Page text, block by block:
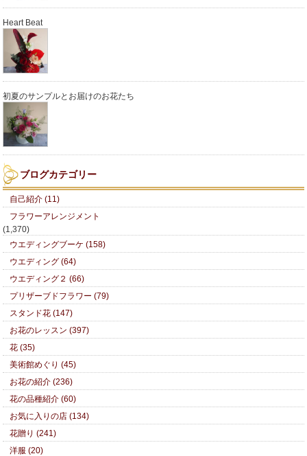
Heart Beat
初夏のサンプルとお届けのお花たち
ブログカテゴリー
自己紹介 (11)
フラワーアレンジメント
(1,370)
ウエディングブーケ (158)
ウエディング (64)
ウエディング２ (66)
プリザーブドフラワー (79)
スタンド花 (147)
お花のレッスン (397)
花 (35)
美術館めぐり (45)
お花の紹介 (236)
花の品種紹介 (60)
お気に入りの店 (134)
花贈り (241)
洋服 (20)